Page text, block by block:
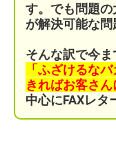
す。 でも問題
が解決可能な問
そんな訳で今
「ふざけるなバ
きればお客さん
中心にFAXレタ